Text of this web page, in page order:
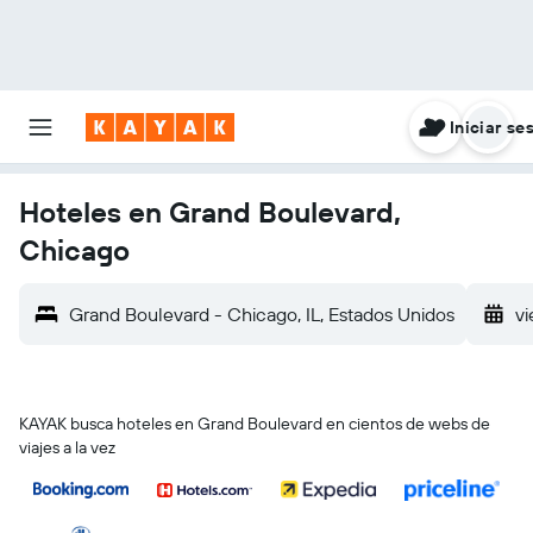
Iniciar
Hoteles en Grand Boulevard,
Chicago
Grand Boulevard - Chicago, IL, Estados Unidos
KAYAK busca hoteles en Grand Boulevard en cientos de webs de
viajes a la vez